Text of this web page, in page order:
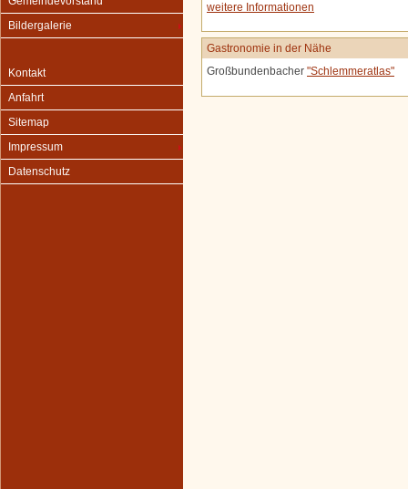
Bildergalerie
Kontakt
Anfahrt
Sitemap
Impressum
Datenschutz
weitere Informationen
Gastronomie in der Nähe
Großbundenbacher "Schlemmeratlas"